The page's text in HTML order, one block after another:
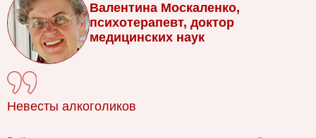
Валентина Москаленко,
психотерапевт, доктор
медицинских наук
Невесты алкоголиков